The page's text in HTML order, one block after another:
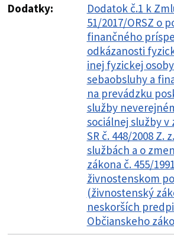
Dodatky:
Dodatok č.1 k
51/2017/ORSZ o
finančného
odkázanosti
inej fyzickej
sebaobsluhy a
na prevádzku
služby
sociálnej služby v
SR č. 448/2008 Z.
službách a o
zákona č. 455/
živnostenskom
(živnostenský
neskorších
Občianskeho